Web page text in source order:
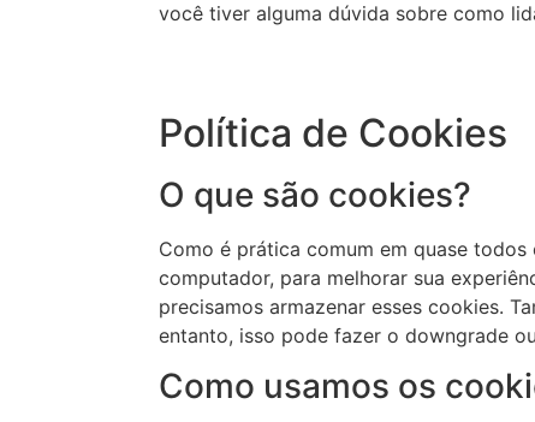
você tiver alguma dúvida sobre como
Política de Cookies
O que são cookies?
Como é prática comum em quase
computador, para melhorar sua
precisamos armazenar esses cookies.
entanto, isso pode fazer o downgrade
Como usamos os